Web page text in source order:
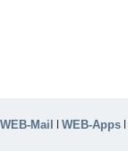
WEB-Mail | WEB-Apps |